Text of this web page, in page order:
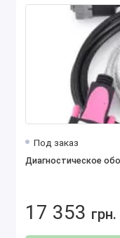
Под заказ
Диагностическое
17 353 грн.